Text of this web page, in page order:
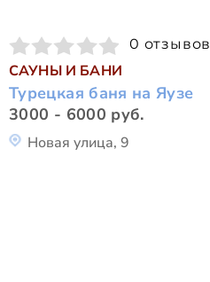
0 отзывов
САУНЫ И БАНИ
Турецкая баня на Яузе
3000 - 6000 руб.
Новая улица, 9